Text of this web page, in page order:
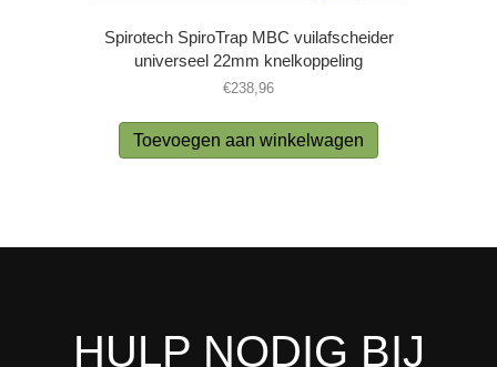
Spirotech SpiroTrap MBC vuilafscheider
universeel 22mm knelkoppeling
€238,96
Toevoegen aan winkelwagen
HULP NODIG BIJ